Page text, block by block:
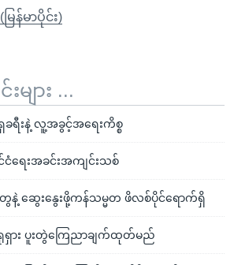
န်မာပိုင်း)
ျား ...
ခရီးနဲ့ လူ့အခွင့်အရေးကိစ္စ
ငံရေးအခင်းအကျင်းသစ်
နဲ့ ဆွေးနွေးဖို့ကန်သမ္မတ ဖိလစ်ပိုင်ရောက်ရှိ
ရှား ပူးတွဲကြေညာချက်ထုတ်မည်